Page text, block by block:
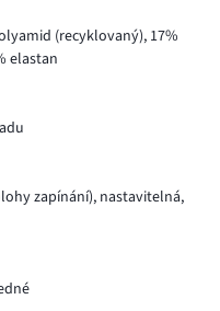
(recyklovaný), 17%
elastan
zapínání), nastavitelná,